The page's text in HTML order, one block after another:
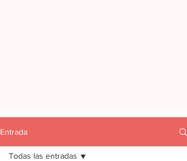
Entrada
Todas las entradas